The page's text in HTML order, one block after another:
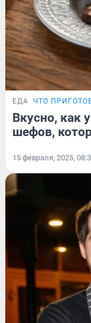
ЕДА ЧТО
Вкусно, как
шефов,
15 февраля, 2025,